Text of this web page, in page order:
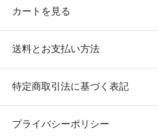
カートを見る
送料とお支払い方法
特定商取引法に基づく表記
プライバシーポリシー